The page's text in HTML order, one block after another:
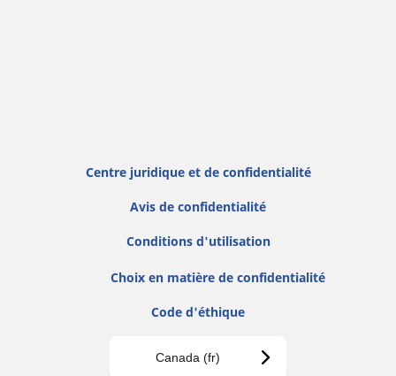
Centre juridique et de confidentialité
Avis de confidentialité
Conditions d'utilisation
Choix en matière de confidentialité
Code d'éthique
Canada (fr)